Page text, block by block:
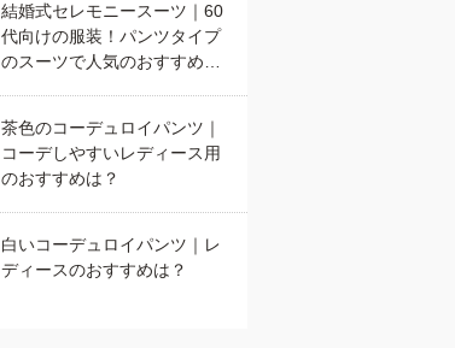
結婚式セレモニースーツ｜60
代向けの服装！パンツタイプ
のスーツで人気のおすすめ
茶色のコーデュロイパンツ｜
コーデしやすいレディース用
のおすすめは？
白いコーデュロイパンツ｜レ
ディースのおすすめは？